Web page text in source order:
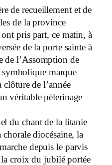
de recueillement et de
de la province
pris part, ce matin, à
de la porte sainte à
de l’Assomption de
marque
clôture de l’année
véritable pèlerinage
du chant de la litanie
chorale diocésaine, la
depuis le parvis
la croix du jubilé portée